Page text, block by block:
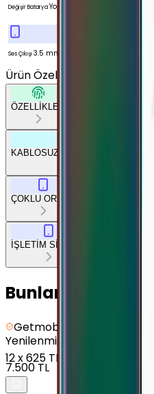
Değişir BataryaYok
Ses Çıkışı 3.5 mm
Ürün Özellikleri
ÖZELLİKLER
KABLOSUZ BAĞLANTILAR
ÇOKLU ORTAM
İŞLETİM SİSTEMİ
Bunları da
Getmobil Güvencesi
Yenilenmiş
Samsung
12x625 TL
7.500 TL